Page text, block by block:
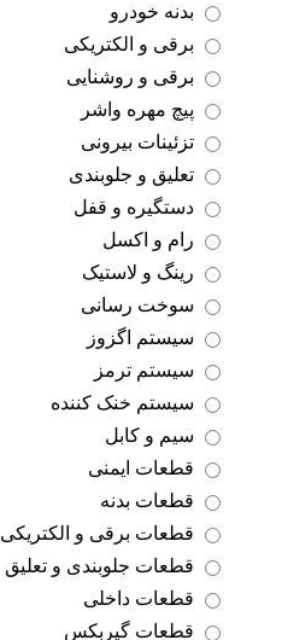
بدنه خودرو
برقی و الکتریکی
برقی و روشنایی
پیچ مهره واشر
تزئینات بیرونی
تعلیق و جلوبندی
دستگیره و قفل
رام و اکسل
رینگ و لاستیک
سوخت رسانی
سیستم اگزوز
سیستم ترمز
سیستم خنک کننده
سیم و کابل
قطعات ایمنی
قطعات بدنه
قطعات برقی و الکتریکی
قطعات جلوبندی و تعلیق
قطعات داخلی
قطعات گیربکس